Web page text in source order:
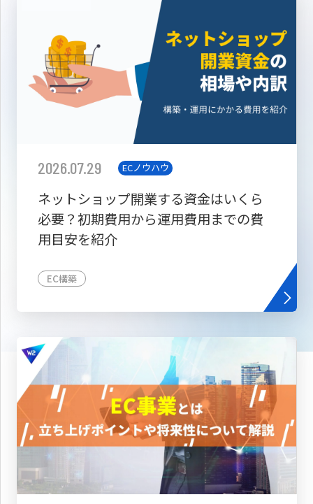
2026.07.29 ECノウハウ
ネットショップ開業する資金はいくら
必要？初期費用から運用費用までの費
用目安を紹介
EC構築